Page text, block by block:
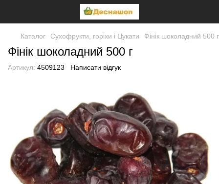
Каталог Сухофрукти, горіхи і Цукати Фінік шоколадний 500 г
Фінік шоколадний 500 г
Артикул: 4509123 Написати відгук